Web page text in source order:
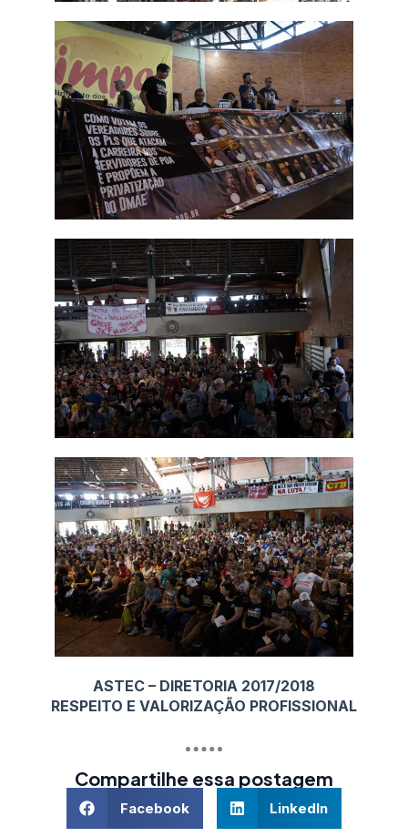
ASTEC – DIRETORIA 2017/2018
RESPEITO E VALORIZAÇÃO PROFISSIONAL
Compartilhe essa postagem
Facebook LinkedIn